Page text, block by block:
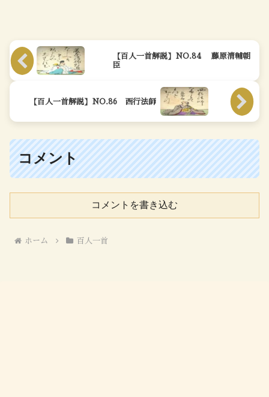
【百人一首解説】NO.84 藤原清輔朝
臣
【百人一首解説】NO.86 西行法師
コメント
コメントを書き込む
ホーム 百人一首